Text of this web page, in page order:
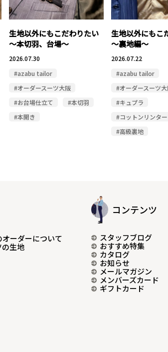
生地以外にもこだわりたい
～本切羽、台場～
2026.07.30
#azabu tailor
#オーダースーツ大阪
#お台場仕立て
#本切羽
#本開き
生地以外にもこ
～裏地編～
2026.07.22
#azabu tailor
#オーダースーツ
#キュプラ
#コットンリンター
#高級裏地
ーダーについて
の生地
コンテンツ
スタッフブログ
おすすめ特集
カタログ
お知らせ
メールマガジン
メンバーズカード
ギフトカード